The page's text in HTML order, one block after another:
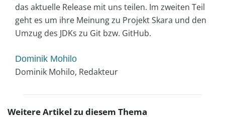
das aktuelle Release mit uns teilen. Im zweiten Teil
geht es um ihre Meinung zu Projekt Skara und den
Umzug des JDKs zu Git bzw. GitHub.
Dominik Mohilo
Dominik Mohilo, Redakteur
Weitere Artikel zu diesem Thema